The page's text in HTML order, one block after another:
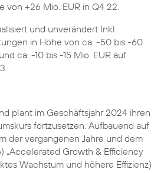
von +26 Mio. EUR in Q4 22.
und unverändert Inkl.
in Höhe von ca. -50 bis -60
ca. -10 bis -15 Mio. EUR auf
plant im Geschäftsjahr 2024 ihren
fortzusetzen. Aufbauend auf
der vergangenen Jahre und dem
„Accelerated Growth & Efficiency
Wachstum und höhere Effizienz)